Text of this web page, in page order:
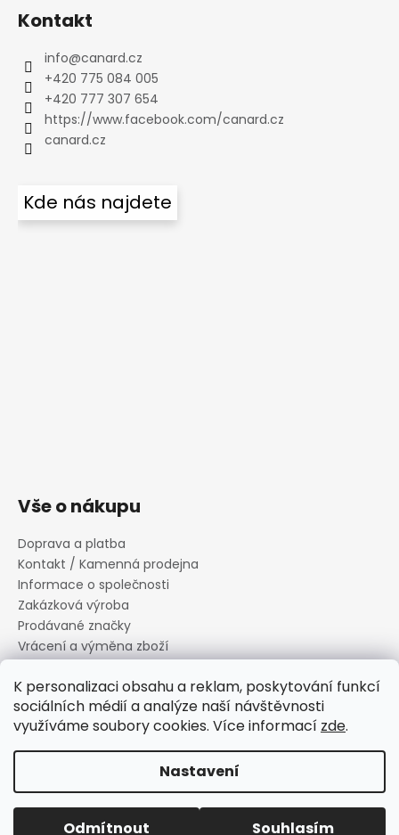
K personalizaci obsahu a reklam, poskytování funkcí
sociálních médií a analýze naší návštěvnosti
využíváme soubory cookies. Více informací zde.
Nastavení
Odmítnout Souhlasím
Kontakt
info@canard.cz
+420 775 084 005
+420 777 307 654
https://www.facebook.com/canard.cz
canard.cz
Kde nás najdete
Vše o nákupu
Doprava a platba
Kontakt / Kamenná prodejna
Informace o společnosti
Zakázková výroba
Prodávané značky
Vrácení a výměna zboží
Informace o souborech cookies
Reklamační řád
Obchodní podmínky
Copyright 2026Canard s.r.o.. Všechna práva vyhrazena.
Upravit nastavení cookies